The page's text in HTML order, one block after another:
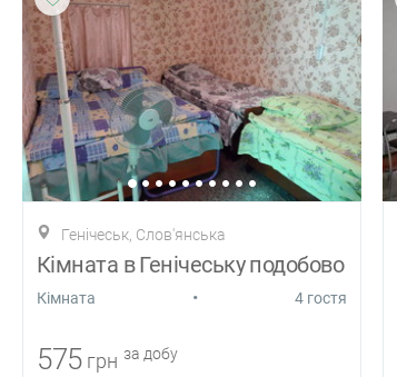
Генічеськ, Слов'янська
Кімната в Генічеську подобово
Кiмната • 4 гостя
575 грн за добу